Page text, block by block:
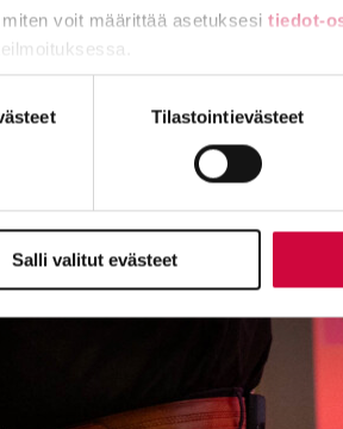
voit määrittää asetuksesi tiedot-
parantavia, ja osaa käytetään
Tilastointievästeet
Salli valitut evästeet